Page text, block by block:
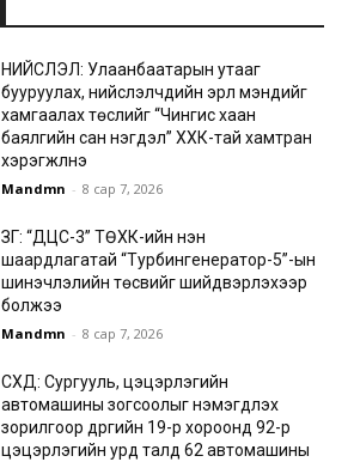
НИЙСЛЭЛ: Улаанбаатарын утааг
бууруулах, нийслэлчүүдийн эрүүл мэндийг
хамгаалах төслийг “Чингис хаан
баялгийн сан нэгдэл” ХХК-тай хамтран
хэрэгжүүлнэ
Mandmn - 8 сар 7, 2026
ЗГ: “ДЦС-3” ТӨХК-ийн нэн
шаардлагатай “Турбингенератор-5”-ын
шинэчлэлийн төсвийг шийдвэрлэхээр
болжээ
Mandmn - 8 сар 7, 2026
СХД: Сургууль, цэцэрлэгийн
автомашины зогсоолыг нэмэгдүүлэх
зорилгоор дүүргийн 19-р хороонд 92-р
цэцэрлэгийн урд талд 62 автомашины